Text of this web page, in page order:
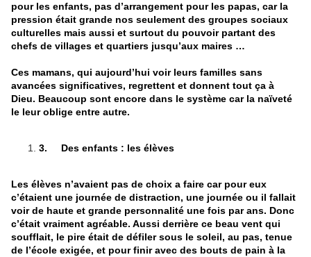
pour les enfants, pas d’arrangement pour les papas, car la
pression était grande nos seulement des groupes sociaux
culturelles mais aussi et surtout du pouvoir partant des
chefs de villages et quartiers jusqu’aux maires …
Ces mamans, qui aujourd’hui voir leurs familles sans
avancées significatives, regrettent et donnent tout ça à
Dieu. Beaucoup sont encore dans le système car la naïveté
le leur oblige entre autre.
3. Des enfants : les élèves
Les élèves n’avaient pas de choix a faire car pour eux
c’étaient une journée de distraction, une journée ou il fallait
voir de haute et grande personnalité une fois par ans. Donc
c’était vraiment agréable. Aussi derrière ce beau vent qui
soufflait, le pire était de défiler sous le soleil, au pas, tenue
de l’école exigée, et pour finir avec des bouts de pain à la